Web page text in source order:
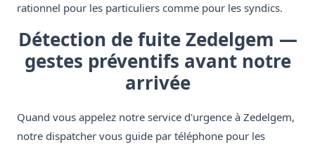
rationnel pour les particuliers comme pour les syndics.
Détection de fuite Zedelgem —
gestes préventifs avant notre
arrivée
Quand vous appelez notre service d'urgence à Zedelgem,
notre dispatcher vous guide par téléphone pour les